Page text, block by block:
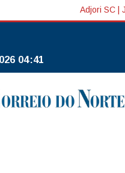
Adjori SC
04:41